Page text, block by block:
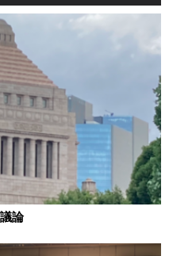
論